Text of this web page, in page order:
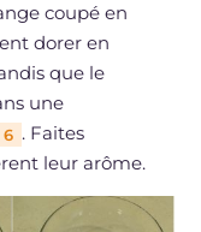
coupé en
dorer en
que le
une
6 . Faites
leur arôme.